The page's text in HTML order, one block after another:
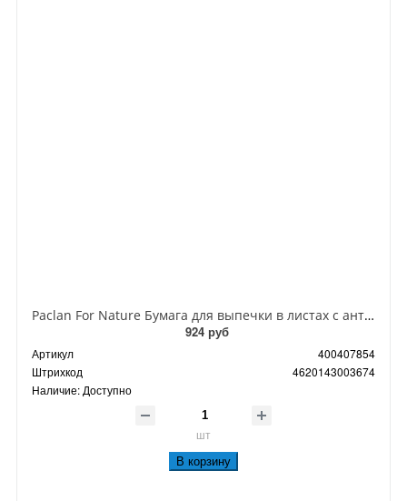
Paclan For Nature Бумага для выпечки в листах с антипригарным покрытием 36*42 см 14 шт
924 руб
Артикул
400407854
Штрихкод
4620143003674
Наличие: Доступно
шт
В корзину